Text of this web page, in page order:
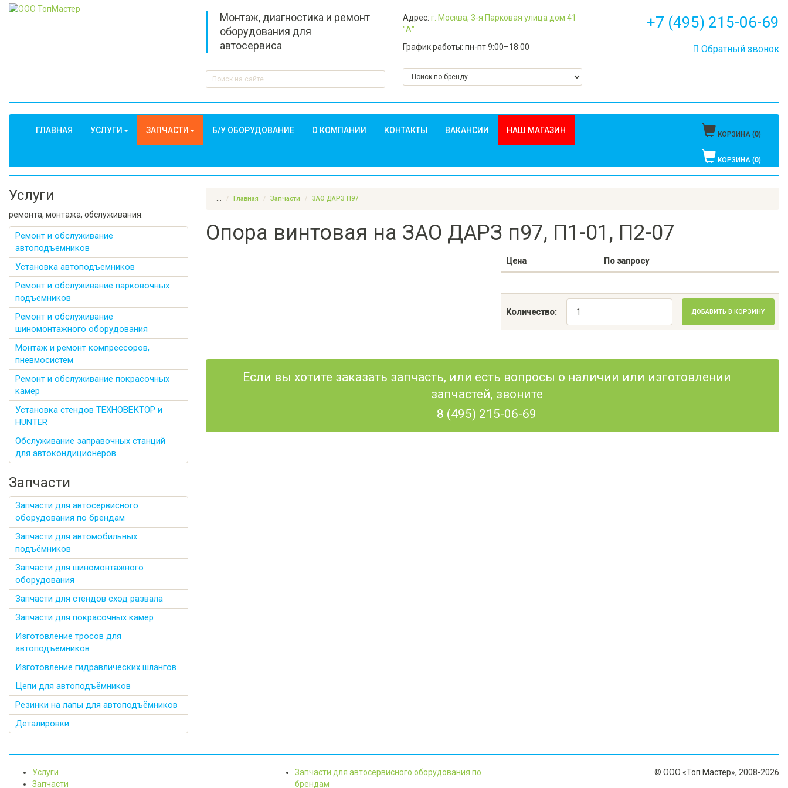
Монтаж, диагностика и ремонт
оборудования для
автосервиса
Адрес: г. Москва, 3-я Парковая улица дом 41
"А"
График работы: пн-пт 9:00–18:00
+7 (495) 215-06-69
Обратный звонок
ГЛАВНАЯ УСЛУГИ ЗАПЧАСТИ Б/У ОБОРУДОВАНИЕ О КОМПАНИИ КОНТАКТЫ ВАКАНСИИ НАШ МАГАЗИН КОРЗИНА (0)
КОРЗИНА (0)
Услуги
ремонта, монтажа, обслуживания.
Ремонт и обслуживание
автоподъемников
Установка автоподъемников
Ремонт и обслуживание парковочных
подъемников
Ремонт и обслуживание
шиномонтажного оборудования
Монтаж и ремонт компрессоров,
пневмосистем
Ремонт и обслуживание покрасочных
камер
Установка стендов ТЕХНОВЕКТОР и
HUNTER
Обслуживание заправочных станций
для автокондиционеров
Запчасти
Запчасти для автосервисного
оборудования по брендам
Запчасти для автомобильных
подъёмников
Запчасти для шиномонтажного
оборудования
Запчасти для стендов сход развала
Запчасти для покрасочных камер
Изготовление тросов для
автоподъемников
Изготовление гидравлических шлангов
Цепи для автоподъёмников
Резинки на лапы для автоподъёмников
Деталировки
... Главная Запчасти ЗАО ДАРЗ П97
Опора винтовая на ЗАО ДАРЗ п97, П1-01, П2-07
Цена По запросу
Количество: ДОБАВИТЬ В КОРЗИНУ
Если вы хотите заказать запчасть, или есть вопросы о наличии или изготовлении
запчастей, звоните
8 (495) 215-06-69
Услуги
Запчасти
Запчасти для автосервисного оборудования по
брендам
© ООО «Топ Мастер», 2008-2026